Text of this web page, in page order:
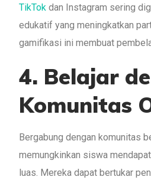
TikTok dan Instagram sering
edukatif yang meningkatkan
gamifikasi ini membuat
4. Belajar
Komunitas
Bergabung dengan komunitas
memungkinkan siswa
luas. Mereka dapat bertukar